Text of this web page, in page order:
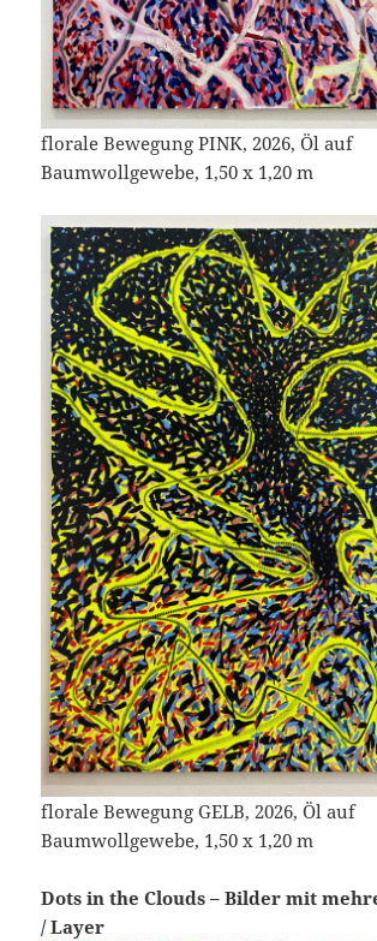
florale Bewegung PINK, 2026, Öl auf
Baumwollgewebe, 1,50 x 1,20 m
florale Bewegung GELB, 2026, Öl auf
Baumwollgewebe, 1,50 x 1,20 m
Dots in the Clouds – Bilder mit
/ Layer